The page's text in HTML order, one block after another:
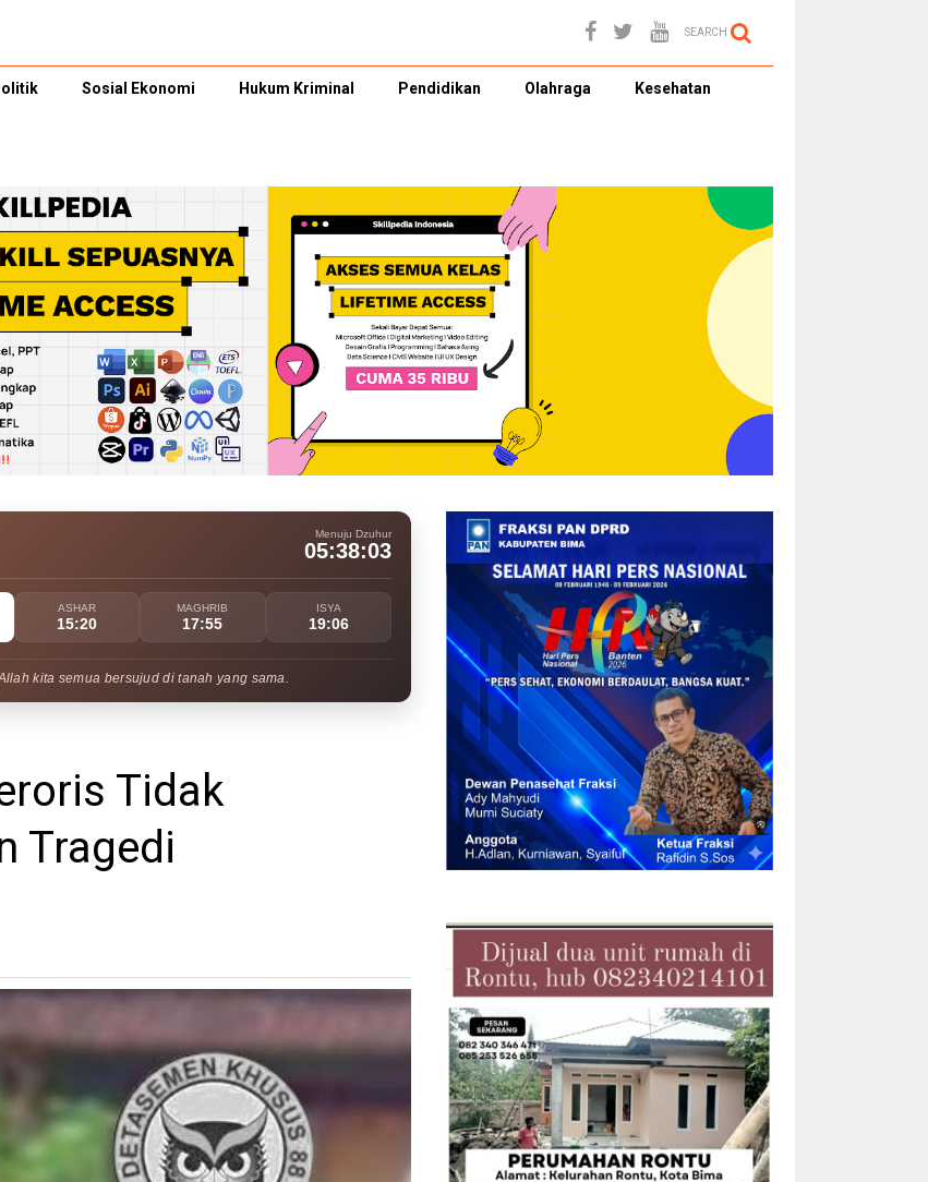
SEARCH
Sosial Ekonomi Hukum Kriminal Pendidikan Olahraga Kesehatan
Menuju Dzuhur
05:38:02
ASHAR
15:20
MAGHRIB
17:55
ISYA
19:06
kita semua bersujud di tanah yang sama.
Tidak
Tragedi